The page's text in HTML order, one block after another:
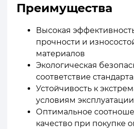
Преимущества
Высокая
прочности и
материалов
Экологическая
соответствие
Устойчивость к
условиям эксплуатации
Оптимальное
качество при покупке